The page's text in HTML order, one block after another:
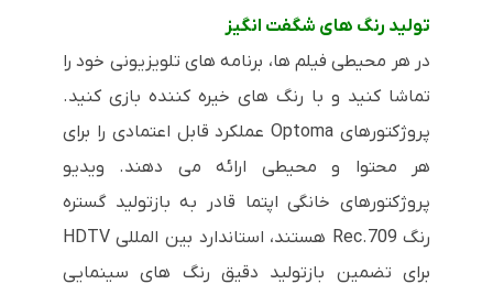
تولید رنگ های شگفت انگیز
در هر محیطی فیلم ها، برنامه های تلویزیونی خود را
تماشا کنید و با رنگ های خیره کننده بازی کنید.
پروژکتورهای Optoma عملکرد قابل اعتمادی را برای
هر محتوا و محیطی ارائه می دهند. ویدیو
پروژکتورهای خانگی اپتما قادر به بازتولید گستره
رنگ Rec.709 هستند، استاندارد بین المللی HDTV
برای تضمین بازتولید دقیق رنگ های سینمایی